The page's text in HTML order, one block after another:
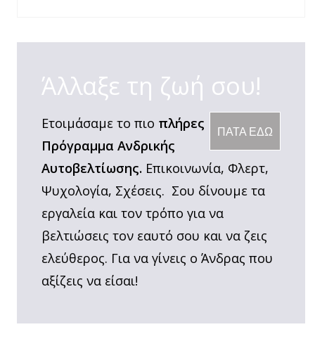
Άλλαξε τη ζωή σου!
ΠΑΤΑ ΕΔΩ
Ετοιμάσαμε το πιο πλήρες
Πρόγραμμα Ανδρικής
Αυτοβελτίωσης. Επικοινωνία, Φλερτ,
Ψυχολογία, Σχέσεις. Σου δίνουμε τα
εργαλεία και τον τρόπο για να
βελτιώσεις τον εαυτό σου και να ζεις
ελεύθερος. Για να γίνεις ο Άνδρας που
αξίζεις να είσαι!